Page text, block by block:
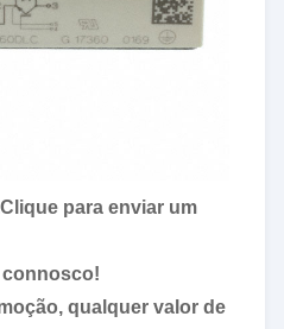
Clique para enviar um
connosco!
qualquer valor de